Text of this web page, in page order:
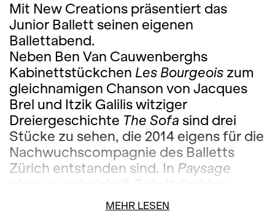
Mit New Creations präsentiert das
Junior Ballett seinen eigenen
Ballettabend.
Neben Ben Van Cauwenberghs
Kabinettstückchen Les Bourgeois zum
gleichnamigen Chanson von Jacques
Brel und Itzik Galilis witziger
Dreiergeschichte The Sofa sind drei
Stücke zu sehen, die 2014 eigens für die
Nachwuchscompagnie des Balletts
Zürich entstanden sind. In Paysage
Chris­tian Spuck zum Adagio aus Franz
MEHR LESEN